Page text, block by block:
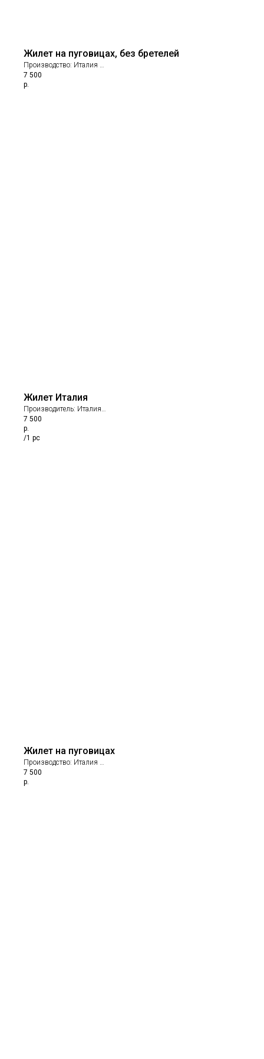
Жилет на пуговицах, без бретелей
Производство: Италия
Состав: 71% хлопок; 26% полиамид; 3% эластан
Подклад: 100% хлопок
7 500
р.
Жилет Италия
Производитель: Италия
Состав: хлопок
7 500
р.
/1 pc
Жилет на пуговицах
Производство: Италия
Состав: 71% хлопок; 26% полиамид; 3% эластан
Подклад: 100% п/э
7 500
р.